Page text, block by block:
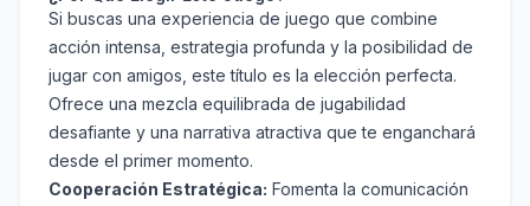
Si buscas una experiencia de juego que combine
acción intensa, estrategia profunda y la posibilidad de
jugar con amigos, este título es la elección perfecta.
Ofrece una mezcla equilibrada de jugabilidad
desafiante y una narrativa atractiva que te enganchará
desde el primer momento.
Cooperación Estratégica: Fomenta la comunicación